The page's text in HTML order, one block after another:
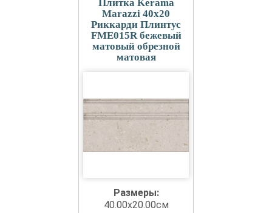
Плитка Kerama
Marazzi 40x20
Риккарди Плинтус
FME015R бежевый
матовый обрезной
матовая
Размеры:
40.00x20.00см